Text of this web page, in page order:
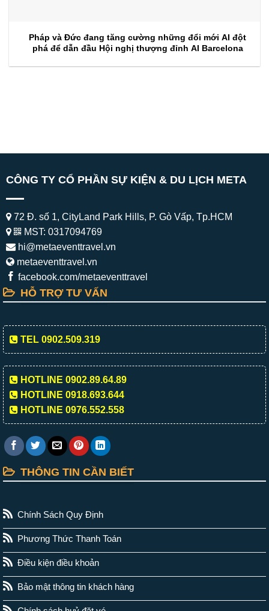
Pháp và Đức đang tăng cường những đổi mới AI đột
phá để dẫn đầu Hội nghị thượng đỉnh AI Barcelona
CÔNG TY CỔ PHẦN SỰ KIỆN & DU LỊCH META
72 Đ. số 1, CityLand Park Hills, P. Gò Vấp, Tp.HCM
MST: 0317094769
hi@metaeventtravel.vn
metaeventtravel.vn
facebook.com/metaeventtravel
HỖ TRỢ TƯ VẤN
TEL 0902.509.319
HOTLINE 0902.89.64.89
HOTLINE 0918.693.644
HOTLINE 0976.552.558
THÔNG TIN CẦN BIẾT
Chính Sách Quy Định
Phương Thức Thanh Toán
Điều kiện điều khoản
Bảo mật thông tin khách hàng